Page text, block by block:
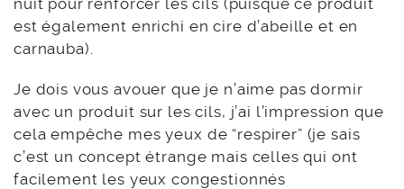
est également enrichi en cire d’abeille et en
carnauba).
Je dois vous avouer que je n’aime pas dormir
avec un produit sur les cils, j’ai l’impression que
cela empêche mes yeux de “respirer” (je sais
c’est un concept étrange mais celles qui ont
facilement les yeux congestionnés